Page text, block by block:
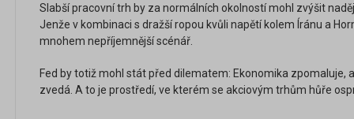
Slabší pracovní trh by za normálních okolností mohl zvýšit
Jenže v kombinaci s dražší ropou kvůli napětí kolem Íránu a
mnohem nepříjemnější scénář.
Fed by totiž mohl stát před dilematem: Ekonomika zpomaluje,
zvedá. A to je prostředí, ve kterém se akciovým trhům hůře